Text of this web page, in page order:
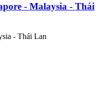
- Malaysia - Thái
- Thái Lan